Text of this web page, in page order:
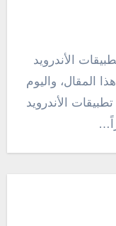
الأندرويد
المقال، واليوم
الأندرويد